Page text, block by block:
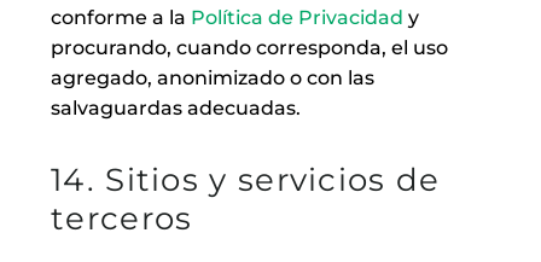
conforme a la Política de Privacidad y
procurando, cuando corresponda, el uso
agregado, anonimizado o con las
salvaguardas adecuadas.
14. Sitios y servicios de
terceros